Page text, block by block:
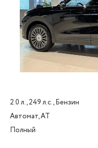
2.0 л., 249 л.с., Бензин
Автомат, AT
Полный